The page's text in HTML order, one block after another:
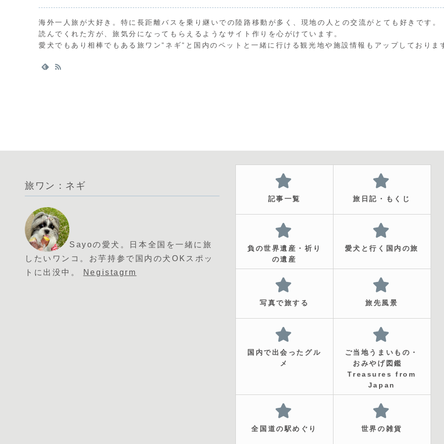
海外一人旅が大好き。特に長距離バスを乗り継いでの陸路移動が多く、現地の人との交流がとても好きです。
読んでくれた方が、旅気分になってもらえるようなサイト作りを心がけています。
愛犬でもあり相棒でもある旅ワン”ネギ”と国内のペットと一緒に行ける観光地や施設情報もアップしておりま
旅ワン：ネギ
Sayoの愛犬。日本全国を一緒に旅
したいワンコ。お芋持参で国内の犬OKスポッ
トに出没中。
Negistagrm
記事一覧 旅日記・もくじ
負の世界遺産・祈り
の遺産
愛犬と行く国内の旅
写真で旅する 旅先風景
国内で出会ったグル
メ
ご当地うまいもの・
おみやげ図鑑
Treasures from
Japan
全国道の駅めぐり 世界の雑貨